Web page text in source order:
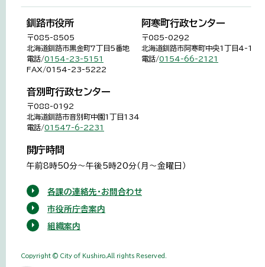
釧路市役所
〒085-8505
北海道釧路市黒金町7丁目5番地
電話/0154-23-5151
FAX/0154-23-5222
阿寒町行政センター
〒085-0292
北海道釧路市阿寒町中央1丁目4-1
電話/0154-66-2121
音別町行政センター
〒088-0192
北海道釧路市音別町中園1丁目134
電話/01547-6-2231
開庁時間
午前8時50分～午後5時20分（月～金曜日）
各課の連絡先・お問合わせ
市役所庁舎案内
組織案内
Copyright © City of Kushiro,All rights Reserved.